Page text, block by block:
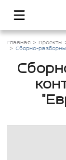
Главная Проекты
Сборно-